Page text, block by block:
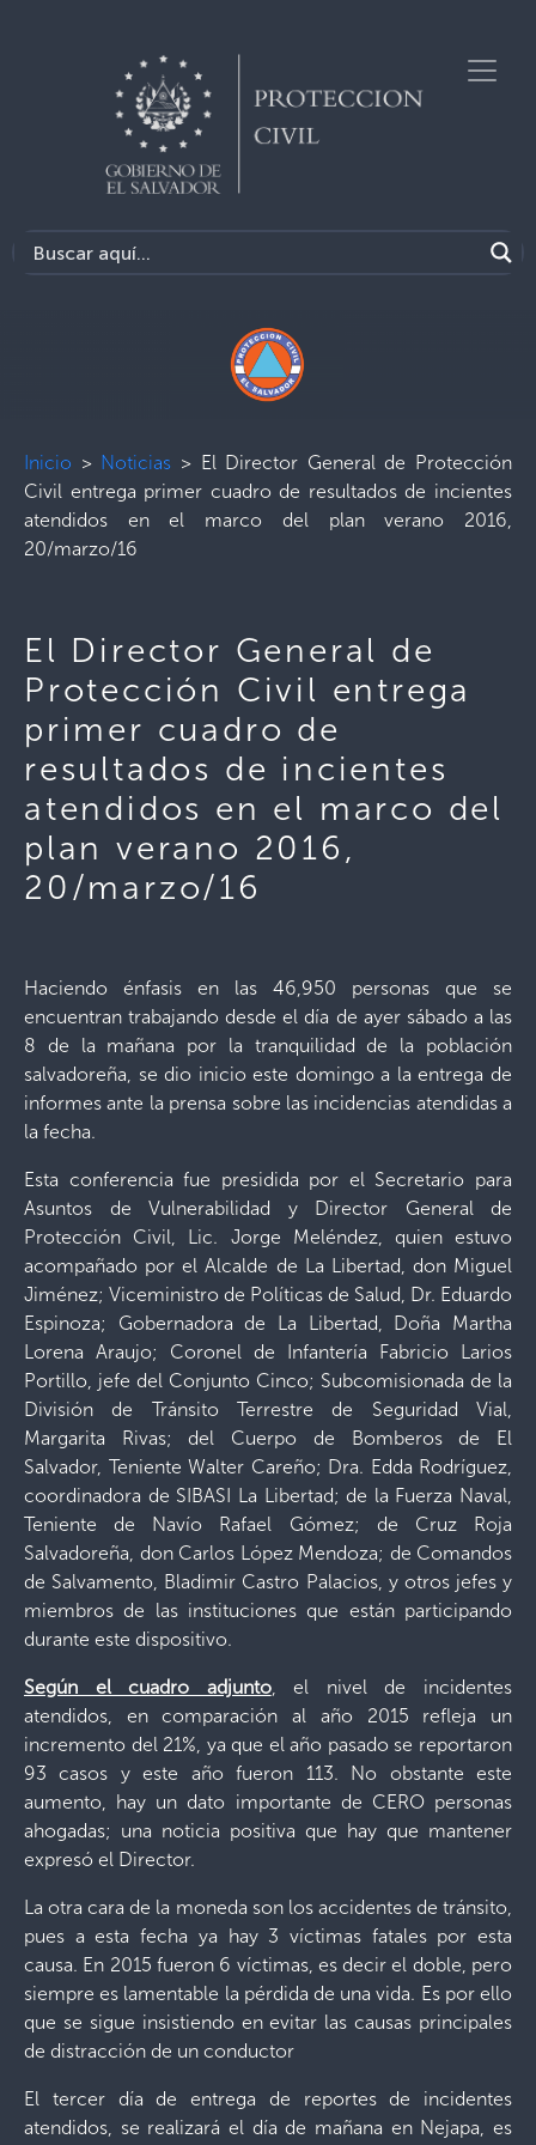
Inicio > Noticias > El Director General de Protección
Civil entrega primer cuadro de resultados de incientes
atendidos en el marco del plan verano 2016,
20/marzo/16
El Director General de
Protección Civil entrega
primer cuadro de
resultados de incientes
atendidos en el marco del
plan verano 2016,
20/marzo/16
Haciendo énfasis en las 46,950 personas que se
encuentran trabajando desde el día de ayer sábado a las
8 de la mañana por la tranquilidad de la población
salvadoreña, se dio inicio este domingo a la entrega de
informes ante la prensa sobre las incidencias atendidas a
la fecha.
Esta conferencia fue presidida por el Secretario para
Asuntos de Vulnerabilidad y Director General de
Protección Civil, Lic. Jorge Meléndez, quien estuvo
acompañado por el Alcalde de La Libertad, don Miguel
Jiménez; Viceministro de Políticas de Salud, Dr. Eduardo
Espinoza; Gobernadora de La Libertad, Doña Martha
Lorena Araujo; Coronel de Infantería Fabricio Larios
Portillo, jefe del Conjunto Cinco; Subcomisionada de la
División de Tránsito Terrestre de Seguridad Vial,
Margarita Rivas; del Cuerpo de Bomberos de El
Salvador, Teniente Walter Careño; Dra. Edda Rodríguez,
coordinadora de SIBASI La Libertad; de la Fuerza Naval,
Teniente de Navío Rafael Gómez; de Cruz Roja
Salvadoreña, don Carlos López Mendoza; de Comandos
de Salvamento, Bladimir Castro Palacios, y otros jefes y
miembros de las instituciones que están participando
durante este dispositivo.
Según el cuadro adjunto, el nivel de incidentes
atendidos, en comparación al año 2015 refleja un
incremento del 21%, ya que el año pasado se reportaron
93 casos y este año fueron 113. No obstante este
aumento, hay un dato importante de CERO personas
ahogadas; una noticia positiva que hay que mantener
expresó el Director.
La otra cara de la moneda son los accidentes de tránsito,
pues a esta fecha ya hay 3 víctimas fatales por esta
causa. En 2015 fueron 6 víctimas, es decir el doble, pero
siempre es lamentable la pérdida de una vida. Es por ello
que se sigue insistiendo en evitar las causas principales
de distracción de un conductor
El tercer día de entrega de reportes de incidentes
atendidos, se realizará el día de mañana en Nejapa, es